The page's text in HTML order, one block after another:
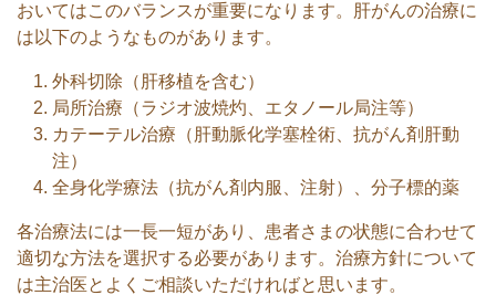
おいてはこのバランスが重要になります。肝がんの治療に
は以下のようなものがあります。
外科切除（肝移植を含む）
局所治療（ラジオ波焼灼、エタノール局注等）
カテーテル治療（肝動脈化学塞栓術、抗がん剤肝動
注）
全身化学療法（抗がん剤内服、注射）、分子標的薬
各治療法には一長一短があり、患者さまの状態に合わせて
適切な方法を選択する必要があります。治療方針について
は主治医とよくご相談いただければと思います。